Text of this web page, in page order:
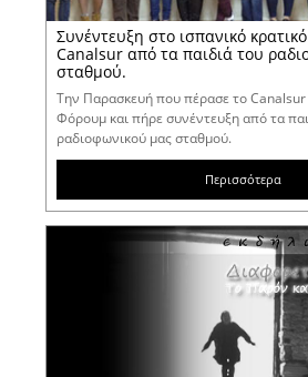
Συνέντευξη στο ισπανικό
Canalsur από τα παιδιά του
σταθμού.
Την Παρασκευή που πέρασε το
Φόρουμ και πήρε συνέντευξη από τα
ραδιοφωνικού μας σταθμού.
Περισσότερα